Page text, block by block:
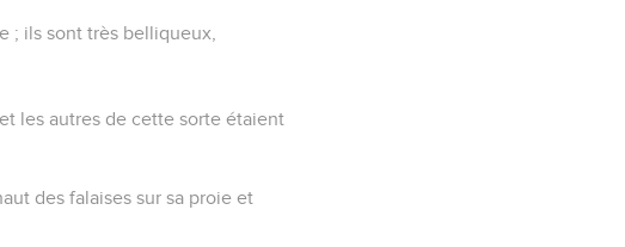
; ils sont très belliqueux,
les autres de cette sorte étaient
des falaises sur sa proie et